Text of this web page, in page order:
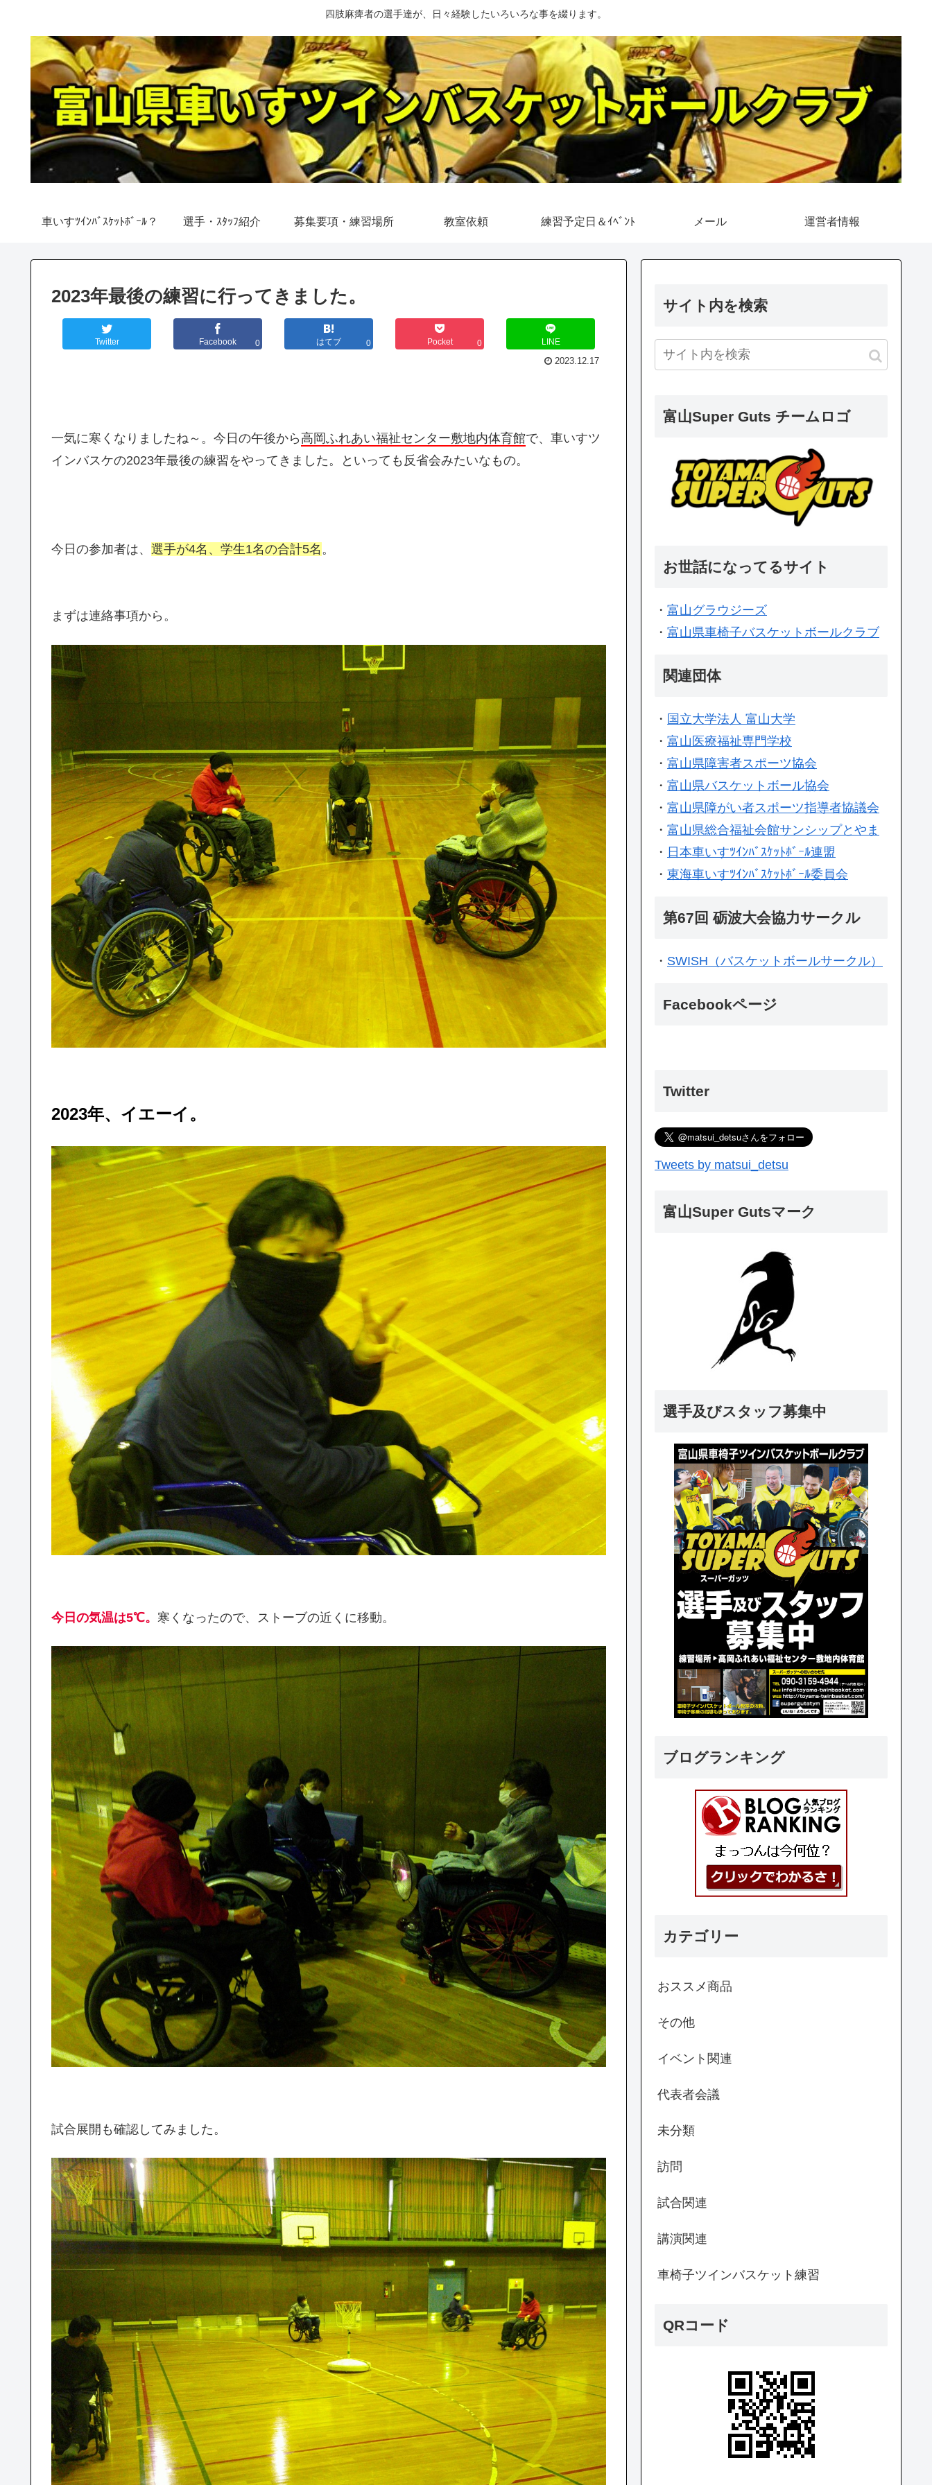
四肢麻痺者の選手達が、日々経験したいろいろな事を綴ります。
車いすﾂｲﾝﾊﾞｽｹｯﾄﾎﾞｰﾙ？ 選手・ｽﾀｯﾌ紹介 募集要項・練習場所 教室依頼 練習予定日＆ｲﾍﾞﾝﾄ メール 運営者情報
2023年最後の練習に行ってきました。
Twitter Facebook 0 はてブ 0 Pocket 0 LINE
2023.12.17
一気に寒くなりましたね～。今日の午後から 高岡ふれあい福祉センター敷地内体育館で、車いすツ
インバスケの2023年最後の練習をやってきました。といっても反省会みたいなもの。
今日の参加者は、 選手が4名、学生1名の合計5名 。
まずは連絡事項から。
2023年、イエーイ。
今日の気温は5℃。 寒くなったので、ストーブの近くに移動。
試合展開も確認してみました。
サイト内を検索
富山Super Guts チームロゴ
お世話になってるサイト
・ 富山グラウジーズ
・ 富山県車椅子バスケットボールクラブ
関連団体
・ 国立大学法人 富山大学
・ 富山医療福祉専門学校
・ 富山県障害者スポーツ協会
・ 富山県バスケットボール協会
・ 富山県障がい者スポーツ指導者協議会
・ 富山県総合福祉会館サンシップとやま
・ 日本車いすﾂｲﾝﾊﾞｽｹｯﾄﾎﾞｰﾙ連盟
・ 東海車いすﾂｲﾝﾊﾞｽｹｯﾄﾎﾞｰﾙ委員会
第67回 砺波大会協力サークル
・ SWISH（バスケットボールサークル）
Facebookページ
Twitter
Tweets by matsui_detsu
富山Super Gutsマーク
選手及びスタッフ募集中
ブログランキング
カテゴリー
おススメ商品
その他
イベント関連
代表者会議
未分類
訪問
試合関連
講演関連
車椅子ツインバスケット練習
QRコード